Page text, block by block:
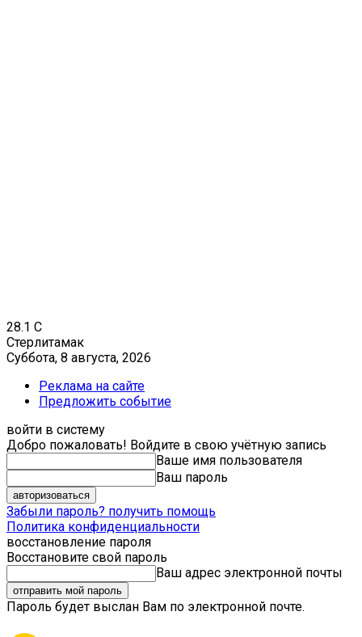
28.1 C
Стерлитамак
Суббота, 8 августа, 2026
Реклама на сайте
Предложить событие
войти в систему
Добро пожаловать! Войдите в свою учётную запись
Ваше имя пользователя
Ваш пароль
Забыли пароль? получить помощь
Политика конфиденциальности
восстановление пароля
Восстановите свой пароль
Ваш адрес электронной почты
Пароль будет выслан Вам по электронной почте.